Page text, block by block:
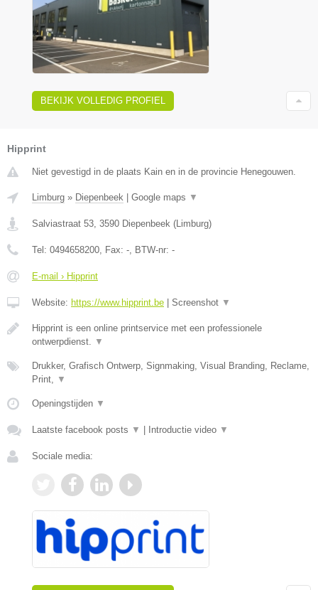
BEKIJK VOLLEDIG PROFIEL
Hipprint
Niet gevestigd in de plaats Kain en in de provincie Henegouwen.
Limburg » Diepenbeek | Google maps ▼
Salviastraat 53 3590 Diepenbeek (Limburg)
Tel: 0494658200 , Fax: - , BTW-nr: -
E-mail › Hipprint
Website: https://www.hipprint.be | Screenshot ▼
Hipprint is een online printservice met een professionele
ontwerpdienst.
▼
Drukker, Grafisch Ontwerp, Signmaking, Visual Branding, Reclame,
Print,
▼
Openingstijden ▼
Laatste facebook posts ▼ | Introductie video ▼
Sociale media: